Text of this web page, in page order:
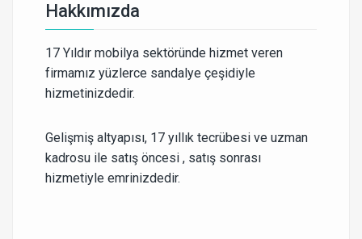
Hakkımızda
17 Yıldır mobilya sektöründe hizmet veren
firmamız yüzlerce sandalye çeşidiyle
hizmetinizdedir.
Gelişmiş altyapısı, 17 yıllık tecrübesi ve uzman
kadrosu ile satış öncesi , satış sonrası
hizmetiyle emrinizdedir.